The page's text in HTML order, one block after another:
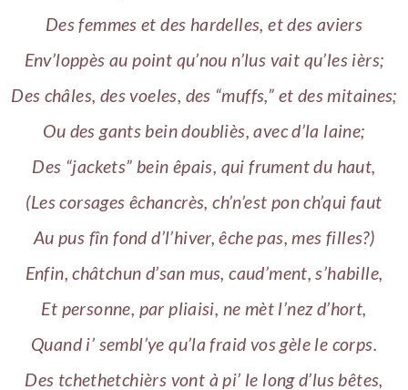
Des femmes et des hardelles, et des aviers
Env’loppès au point qu’nou n’lus vait qu’les ièrs;
Des châles, des voeles, des “muffs,” et des mitaines;
Ou des gants bein doubliès, avec d’la laine;
Des “jackets” bein êpais, qui frument du haut,
(Les corsages êchancrès, ch’n’est pon ch’qui faut
Au pus fîn fond d’l’hiver, êche pas, mes filles?)
Enfin, châtchun d’san mus, caud’ment, s’habille,
Et personne, par pliaisi, ne mèt l’nez d’hort,
Quand i’ sembl’ye qu’la fraid vos gèle le corps.
Des tchethetchièrs vont à pi’ le long d’lus bêtes,